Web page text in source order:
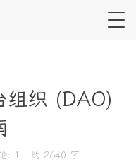
组织 (DAO)
: 1
约 2640 字